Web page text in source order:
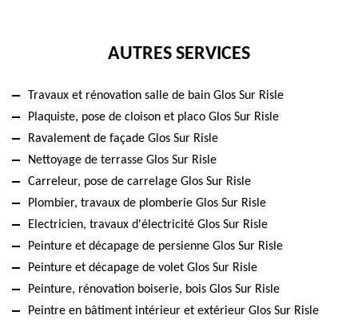
AUTRES SERVICES
Travaux et rénovation salle de bain Glos Sur Risle
Plaquiste, pose de cloison et placo Glos Sur Risle
Ravalement de façade Glos Sur Risle
Nettoyage de terrasse Glos Sur Risle
Carreleur, pose de carrelage Glos Sur Risle
Plombier, travaux de plomberie Glos Sur Risle
Electricien, travaux d'électricité Glos Sur Risle
Peinture et décapage de persienne Glos Sur Risle
Peinture et décapage de volet Glos Sur Risle
Peinture, rénovation boiserie, bois Glos Sur Risle
Peintre en bâtiment intérieur et extérieur Glos Sur Risle